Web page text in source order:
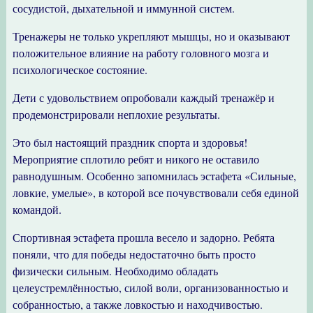
сосудистой, дыхательной и иммунной систем.
Тренажеры не только укрепляют мышцы, но и оказывают
положительное влияние на работу головного мозга и
психологическое состояние.
Дети с удовольствием опробовали каждый тренажёр и
продемонстрировали неплохие результаты.
Это был настоящий праздник спорта и здоровья!
Мероприятие сплотило ребят и никого не оставило
равнодушным. Особенно запомнилась эстафета «Сильные,
ловкие, умелые», в которой все почувствовали себя единой
командой.
Спортивная эстафета прошла весело и задорно. Ребята
поняли, что для победы недостаточно быть просто
физически сильным. Необходимо обладать
целеустремлённостью, силой воли, организованностью и
собранностью, а также ловкостью и находчивостью.